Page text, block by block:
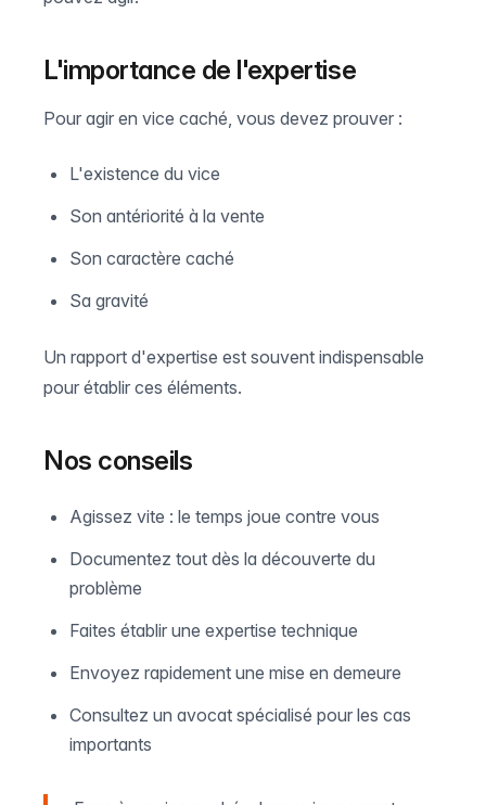
L'importance de l'expertise
Pour agir en vice caché, vous devez prouver :
L'existence du vice
Son antériorité à la vente
Son caractère caché
Sa gravité
Un rapport d'expertise est souvent indispensable
pour établir ces éléments.
Nos conseils
Agissez vite : le temps joue contre vous
Documentez tout dès la découverte du
problème
Faites établir une expertise technique
Envoyez rapidement une mise en demeure
Consultez un avocat spécialisé pour les cas
importants